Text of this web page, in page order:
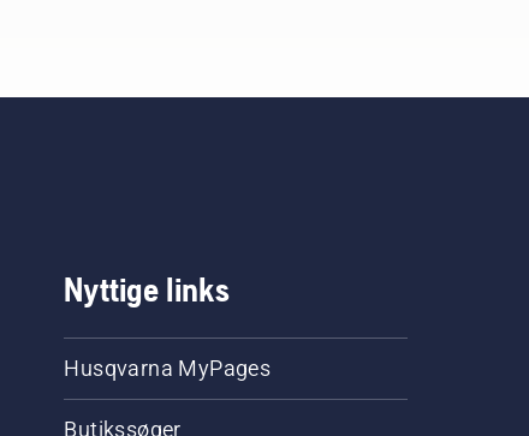
Nyttige links
Husqvarna MyPages
Butikssøger